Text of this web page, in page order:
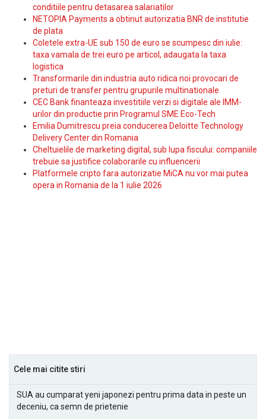
conditiile pentru detasarea salariatilor
NETOPIA Payments a obtinut autorizatia BNR de institutie
de plata
Coletele extra-UE sub 150 de euro se scumpesc din iulie:
taxa vamala de trei euro pe articol, adaugata la taxa
logistica
Transformarile din industria auto ridica noi provocari de
preturi de transfer pentru grupurile multinationale
CEC Bank finanteaza investitiile verzi si digitale ale IMM-
urilor din productie prin Programul SME Eco-Tech
Emilia Dumitrescu preia conducerea Deloitte Technology
Delivery Center din Romania
Cheltuielile de marketing digital, sub lupa fiscului: companiile
trebuie sa justifice colaborarile cu influencerii
Platformele cripto fara autorizatie MiCA nu vor mai putea
opera in Romania de la 1 iulie 2026
Cele mai citite stiri
SUA au cumparat yeni japonezi pentru prima data in peste un
deceniu, ca semn de prietenie